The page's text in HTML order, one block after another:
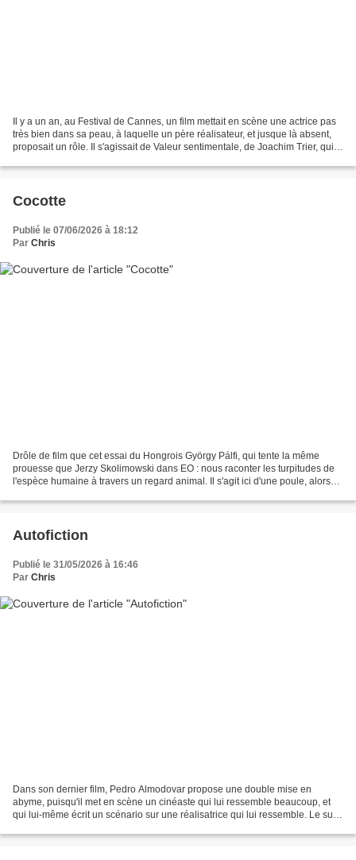
Il y a un an, au Festival de Cannes, un film mettait en scène une actrice pas
très bien dans sa peau, à laquelle un père réalisateur, et jusque là absent,
proposait un rôle. Il s'agissait de Valeur sentimentale, de Joachim Trier, qui
Cocotte
Publié le 07/06/2026 à 18:12
Par Chris
Drôle de film que cet essai du Hongrois György Pálfi, qui tente la même
prouesse que Jerzy Skolimowski dans EO : nous raconter les turpitudes de
l'espèce humaine à travers un regard animal. Il s'agit ici d'une poule, alors
Autofiction
Publié le 31/05/2026 à 16:46
Par Chris
Dans son dernier film, Pedro Almodovar propose une double mise en
abyme, puisqu'il met en scène un cinéaste qui lui ressemble beaucoup, et
qui lui-même écrit un scénario sur une réalisatrice qui lui ressemble. Le sujet